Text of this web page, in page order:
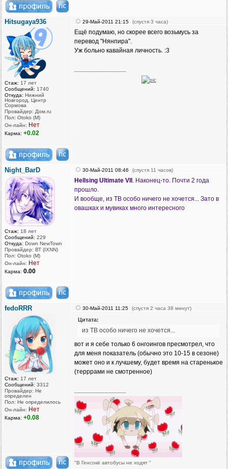
Hitsugaya936
Стаж: 17 лет
Сообщений: 1740
Откуда: Нижний
Новгород, Центр
Сормова
Провайдер: Дом.ru
Пол: Otoko (M)
Он-лайн: Нет
Карма: +0.02
29-Май-2011 21:15 (спустя 3 часа)
Ещё подумаю, но скорее всего возьмусь за
перевод "Нянпира".
Уж больно кавайная личность. :3
Night_BarD
Стаж: 18 лет
Сообщений: 229
Откуда: Down NewTown
Провайдер: ВТ (IXNN)
Пол: Otoko (M)
Он-лайн: Нет
Карма: 0.00
30-Май-2011 08:46 (спустя 11 часов)
Hellsing Ultimate VII . Наконец-то. Почти 2 года
прошло.
И вообще, из ТВ особо ничего не хочется... Зато в
овашках и мувиках много интересного
fedoRRR
Стаж: 17 лет
Сообщений: 3312
Провайдер: Не
определен
Пол: Не определилось
Он-лайн: Нет
Карма: +0.08
30-Май-2011 11:25 (спустя 2 часа 38 минут)
Цитата:
из ТВ особо ничего не хочется...
вот и я себе только 6 онгоингов пресмотрел, что
для меня показатель (обычно это 10-15 в сезоне)
может оно и к лучшему, будет время на старенькое
(терррами не смотренное)
"В Генсокё автобусы не ходят "